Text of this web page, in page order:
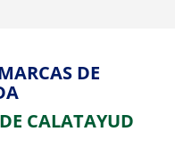
DE
CALATAYUD